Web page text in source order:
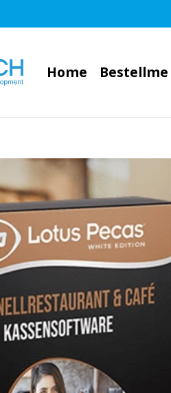
Home Bestellme